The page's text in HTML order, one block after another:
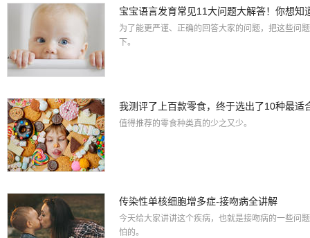
宝宝语言发育常见11大问题大解答！你想知
为了能更严谨、正确的回答大家的问题，把这些问
下。
我测评了上百款零食，终于选出了10种最适
值得推荐的零食种类真的少之又少。
传染性单核细胞增多症-接吻病全讲解
今天给大家讲讲这个疾病，也就是接吻病的一些问
怕的。